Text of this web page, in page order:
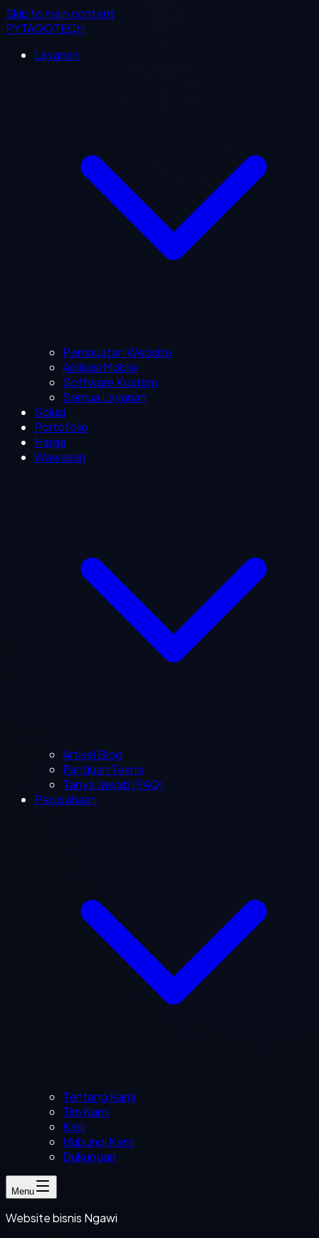
Skip to main content
PYTAGOTECH
Layanan
Pembuatan Website
Aplikasi Mobile
Software Kustom
Semua Layanan
Solusi
Portofolio
Harga
Wawasan
Artikel Blog
Panduan Teknis
Tanya Jawab (FAQ)
Perusahaan
Tentang Kami
Tim Kami
Karir
Hubungi Kami
Dukungan
Menu
Website bisnis Ngawi